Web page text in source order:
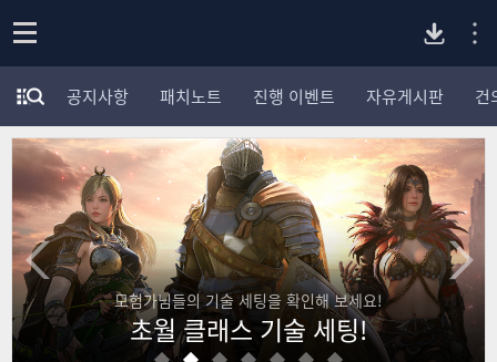
p
e
n
버
전
다
모
험
가
포
럼
카
테
고
리
전
체
보
공지사항 패치노트 진행 이벤트 자유게시판 건
모험가님들의 기술 세팅을 확인해 보세요!
초월 클래스 기술 세팅!